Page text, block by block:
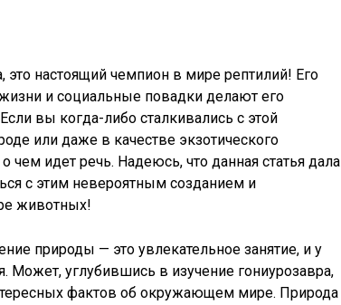
это настоящий чемпион в мире рептилий! Его
и социальные повадки делают его
вы когда-либо сталкивались с этой
или даже в качестве экзотического
чем идет речь. Надеюсь, что данная статья дала
с этим невероятным созданием и
животных!
природы — это увлекательное занятие, и у
Может, углубившись в изучение гониурозавра,
фактов об окружающем мире. Природа